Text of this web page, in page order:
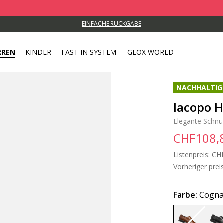
EINFACHE RÜCKGABE
KINDER FAST IN SYSTEM GEOX WORLD
NACHHALTIG
Iacopo
Elegante
Vorheriger
Listenpreis:
Farbe: